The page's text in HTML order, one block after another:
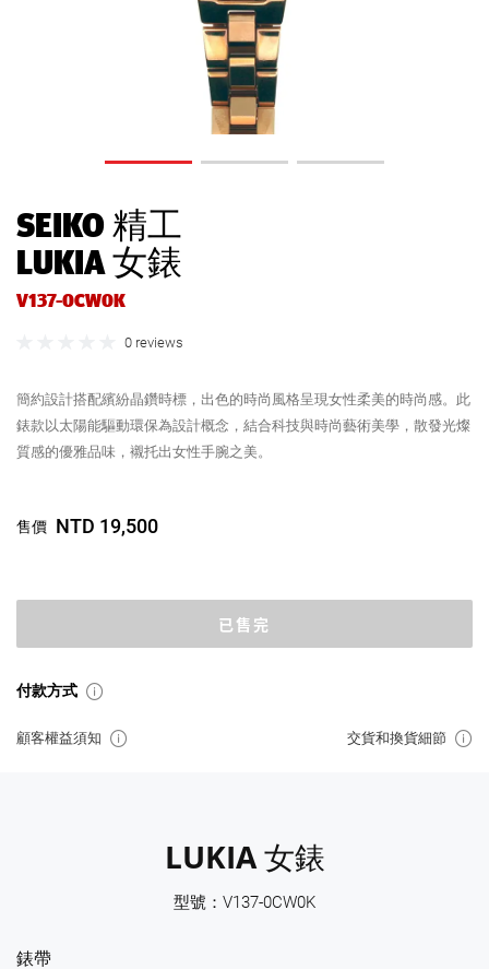
SEIKO 精工
LUKIA 女錶
V137-0CW0K
0 reviews
簡約設計搭配繽紛晶鑽時標，出色的時尚風格呈現女性柔美的時尚感。此
錶款以太陽能驅動環保為設計概念，結合科技與時尚藝術美學，散發光燦
質感的優雅品味，襯托出女性手腕之美。
售價 NTD 19,500
付款方式
已售完
顧客權益須知 交貨和換貨細節
LUKIA 女錶
型號：V137-0CW0K
錶帶